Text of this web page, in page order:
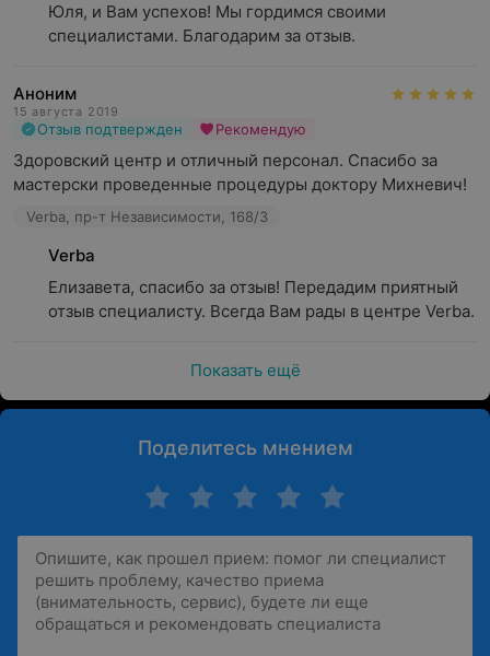
Юля, и Вам успехов! Мы гордимся своими
специалистами. Благодарим за отзыв.
Аноним
15 августа 2019
Отзыв подтвержден Рекомендую
Здоровский центр и отличный персонал. Спасибо за
мастерски проведенные процедуры доктору Михневич!
Verba, пр-т Независимости, 168/3
Verba
Елизавета, спасибо за отзыв! Передадим приятный
отзыв специалисту. Всегда Вам рады в центре Verba.
Показать ещё
Поделитесь мнением